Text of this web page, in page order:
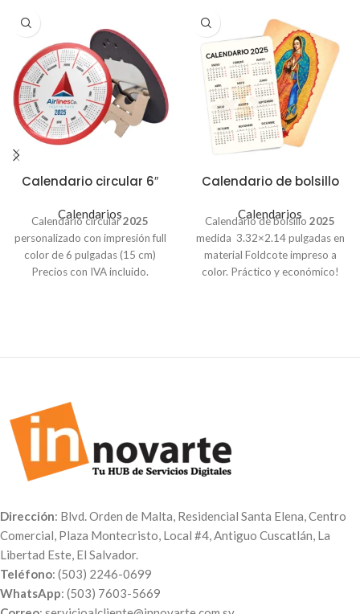
Calendario circular 6″
Calendarios
Calendario circular2025
personalizado con impresión full
color de 6 pulgadas (15 cm)
Precios con IVA incluido.
Pedido de 50 unidades – $1.05
Calendario de bolsillo
Calendarios
Calendario de bolsillo 2025
medida 3.32×2.14 pulgadas en
material Foldcote impreso a
color. Práctico y económico!
500 Unidades - $21.00
Dirección: Blvd. Orden de Malta, Residencial Santa Elena, Centro
Comercial, Plaza Montecristo, Local #4, Antiguo Cuscatlán, La
Libertad Este, El Salvador.
Teléfono: (503) 2246-0699
WhatsApp: (503) 7603-5669